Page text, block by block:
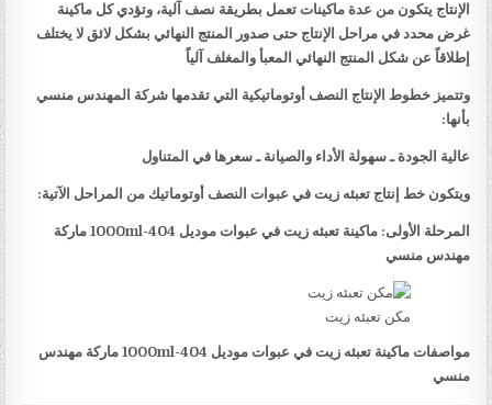
الإنتاج يتكون من عدة ماكينات تعمل بطريقة نصف آلية، وتؤدي كل ماكينة
غرض محدد في مراحل الإنتاج حتى صدور المنتج النهائي بشكل لائق لا يختلف
إطلاقاً عن شكل المنتج النهائي المعبأ والمغلف آلياً
وتتميز خطوط الإنتاج النصف أوتوماتيكية التي تقدمها شركة المهندس منسي
بأنها:
عالية الجودة ـ سهولة الأداء والصيانة ـ سعرها في المتناول
ويتكون خط إنتاج تعبئه زيت في عبوات النصف أوتوماتيك من المراحل الآتية:
المرحلة الأولى: ماكينة تعبئه زيت في عبوات موديل 404-1000ml
ماركة
مهندس منسي
مكن تعبئه زيت
مواصفات ماكينة تعبئه زيت في عبوات موديل 404-1000ml
ماركة مهندس
منسي